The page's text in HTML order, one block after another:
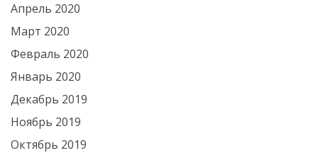
Апрель 2020
Март 2020
Февраль 2020
Январь 2020
Декабрь 2019
Ноябрь 2019
Октябрь 2019